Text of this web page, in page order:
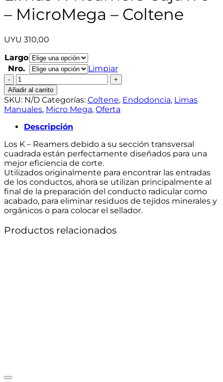
– MicroMega – Coltene
UYU 310,00
Largo
Nro.
Limpiar
Limas
K-
Reamers
Caja
x
6
MicroMega
-
Coltene
cantidad
Añadir al carrito
SKU: N/D Categorías: Coltene, Endodoncia, Limas
Manuales, Micro Mega, Oferta
Descripción
Los K – Reamers debido a su sección transversal
cuadrada están perfectamente diseñados para una
mejor eficiencia de corte.
Utilizados originalmente para encontrar las entradas
de los conductos, ahora se utilizan principalmente al
final de la preparación del conducto radicular como
acabado, para eliminar residuos de tejidos minerales y
orgánicos o para colocar el sellador.
Productos relacionados